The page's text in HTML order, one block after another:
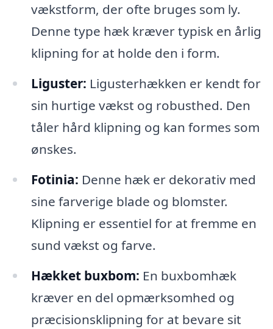
vækstform, der ofte bruges som ly.
Denne type hæk kræver typisk en årlig
klipning for at holde den i form.
Liguster: Ligusterhækken er kendt for
sin hurtige vækst og robusthed. Den
tåler hård klipning og kan formes som
ønskes.
Fotinia: Denne hæk er dekorativ med
sine farverige blade og blomster.
Klipning er essentiel for at fremme en
sund vækst og farve.
Hækket buxbom: En buxbomhæk
kræver en del opmærksomhed og
præcisionsklipning for at bevare sit